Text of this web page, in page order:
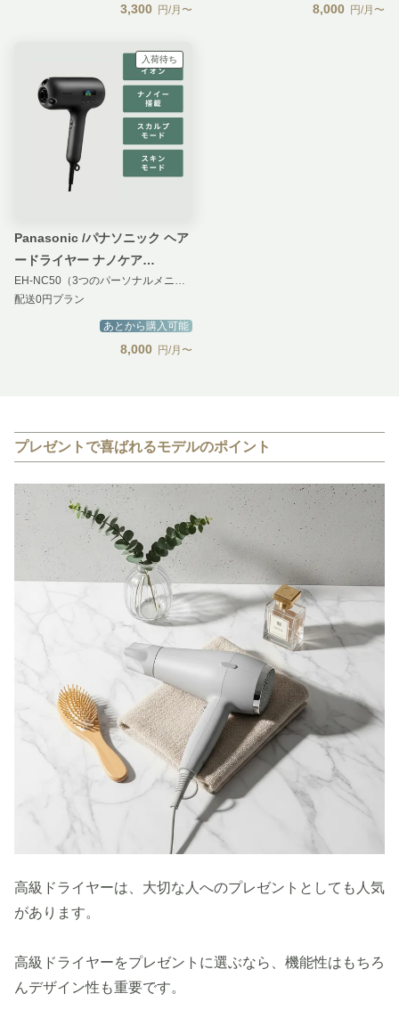
3,300 円/月〜 8,000 円/月〜
入荷待ち
Panasonic /パナソニック ヘア
ードライヤー ナノケア
ULTIMATE
EH-NC50（3つのパーソナルメニュー）
配送0円プラン
あとから購入可能
8,000 円/月〜
プレゼントで喜ばれるモデルのポイント
高級ドライヤーは、大切な人へのプレゼントとしても人気
があります。
高級ドライヤーをプレゼントに選ぶなら、機能性はもちろ
んデザイン性も重要です。